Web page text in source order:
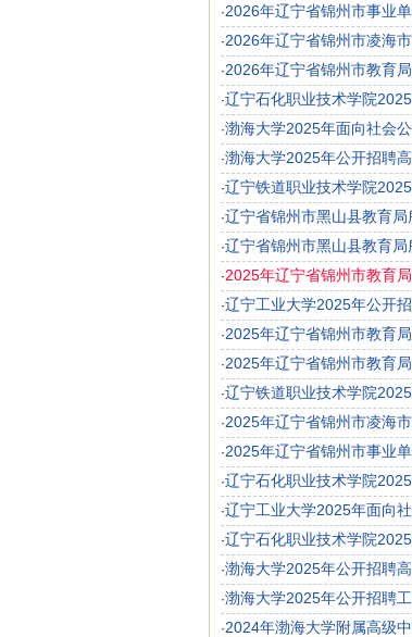
·2026年辽宁省锦州市事业
·2026年辽宁省锦州市凌海
·2026年辽宁省锦州市教育
·辽宁石化职业技术学院
·渤海大学2025年面向社会
·渤海大学2025年公开招聘
·辽宁铁道职业技术学院
·辽宁省锦州市黑山县教育
·辽宁省锦州市黑山县教育
·2025年辽宁省锦州市教育
·辽宁工业大学2025年公开
·2025年辽宁省锦州市教育
·2025年辽宁省锦州市教育
·辽宁铁道职业技术学院
·2025年辽宁省锦州市凌海
·2025年辽宁省锦州市事业
·辽宁石化职业技术学院
·辽宁工业大学2025年面向
·辽宁石化职业技术学院
·渤海大学2025年公开招聘
·渤海大学2025年公开招聘
·2024年渤海大学附属高级